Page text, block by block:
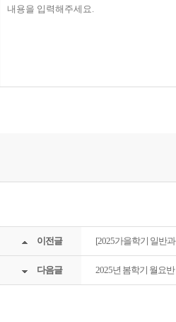
이전글 [2025가을학기 일반
다음글 2025년 봄학기 월요